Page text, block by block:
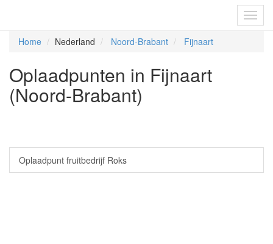
Home Nederland Noord-Brabant Fijnaart
Oplaadpunten in Fijnaart
(Noord-Brabant)
Oplaadpunt fruitbedrijf Roks